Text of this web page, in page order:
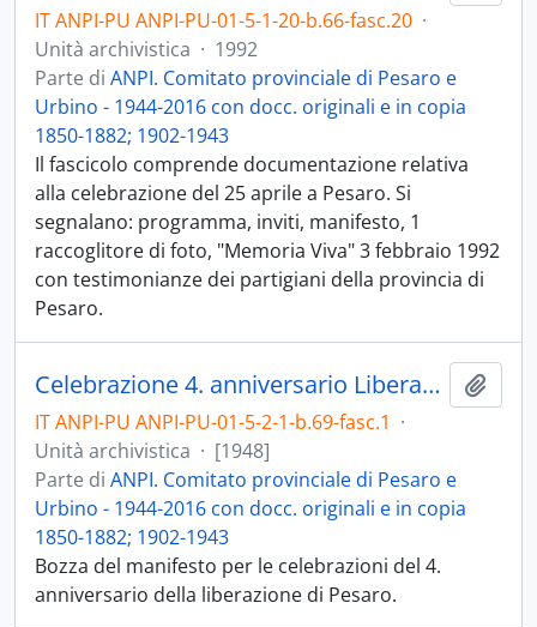
IT ANPI-PU ANPI-PU-01-5-1-20-b.66-fasc.20 ·
Unità archivistica · 1992
Parte di ANPI. Comitato provinciale di Pesaro e
Urbino - 1944-2016 con docc. originali e in copia
1850-1882; 1902-1943
Il fascicolo comprende documentazione relativa
alla celebrazione del 25 aprile a Pesaro. Si
segnalano: programma, inviti, manifesto, 1
raccoglitore di foto, "Memoria Viva" 3 febbraio 1992
con testimonianze dei partigiani della provincia di
Pesaro.
Celebrazione 4. anniversario Liberazione - [1948]
IT ANPI-PU ANPI-PU-01-5-2-1-b.69-fasc.1 ·
Unità archivistica · [1948]
Parte di ANPI. Comitato provinciale di Pesaro e
Urbino - 1944-2016 con docc. originali e in copia
1850-1882; 1902-1943
Bozza del manifesto per le celebrazioni del 4.
anniversario della liberazione di Pesaro.